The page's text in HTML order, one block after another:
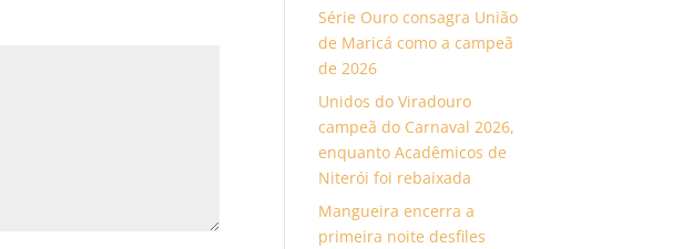
Série Ouro consagra União
de Maricá como a campeã
de 2026
Unidos do Viradouro
campeã do Carnaval 2026,
enquanto Acadêmicos de
Niterói foi rebaixada
Mangueira encerra a
primeira noite desfiles